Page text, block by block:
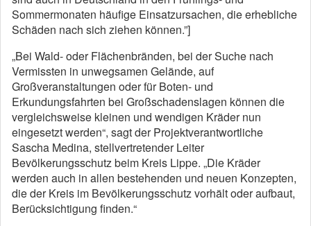
Sommermonaten häufige Einsatzursachen, die erhebliche
Schäden nach sich ziehen können.”]
„Bei Wald- oder Flächenbränden, bei der Suche nach
Vermissten in unwegsamen Gelände, auf
Großveranstaltungen oder für Boten- und
Erkundungsfahrten bei Großschadenslagen können die
vergleichsweise kleinen und wendigen Kräder nun
eingesetzt werden“, sagt der Projektverantwortliche
Sascha Medina, stellvertretender Leiter
Bevölkerungsschutz beim Kreis Lippe. „Die Kräder
werden auch in allen bestehenden und neuen Konzepten,
die der Kreis im Bevölkerungsschutz vorhält oder aufbaut,
Berücksichtigung finden.“